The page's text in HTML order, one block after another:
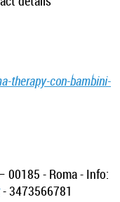
therapy-con-bambini-
00185 - Roma - Info:
- 3473566781